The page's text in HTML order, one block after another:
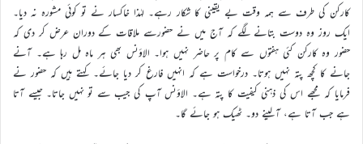
کارکن کی طرف سے ہمہ وقت بے یقینی کا شکار رہے۔ لہٰذا خاکسار نے تو کوئی مشورہ نہ دیا۔
ایک روز وہ دوست بتانے لگے کہ آج میں نے حضورسے ملاقات کے دوران عرض کر دی کہ
حضور وہ کارکن کئی ہفتوں سے کام پر حاضر نہیں ہوا۔ الاؤنس بھی ہر ماہ مل رہا ہے۔ آنے
جانے کا کچھ پتہ نہیں ہوتا۔ درخواست ہے کہ انہیں فارغ کر دیا جائے۔ کہتے ہیں کہ حضور نے
فرمایا کہ مجھے اس کی ذہنی کیفیت کا پتہ ہے۔ الاؤنس آپ کی جیب سے تو نہیں جاتا۔ جیسے آتا
ہے جب آتا ہے، آلینے دو۔ ٹھیک ہو جائے گا۔